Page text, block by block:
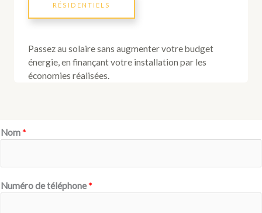
RÉSIDENTIELS
Passez au solaire sans augmenter votre budget
énergie, en finançant votre installation par les
économies réalisées.
Nom*
Numéro de téléphone*